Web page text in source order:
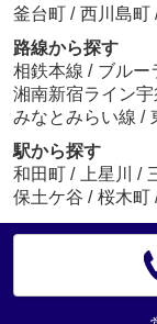
釜台町 / 西川島町
路線から探す
相鉄本線 / ブルー
湘南新宿ライン宇
みなとみらい線 /
駅から探す
和田町 / 上星川 /
保土ケ谷 / 桜木町